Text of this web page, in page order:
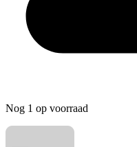
Nog 1 op voorraad